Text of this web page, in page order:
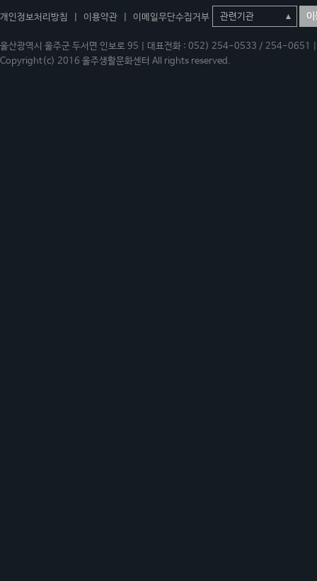
개인정보처리방침 이용약관 이메일무단수집거부 이
울산광역시 울주군 두서면 인보로 95 | 대표전화 : 052) 254-0533 / 254-
Copyright(c) 2016 울주생활문화센터 All rights reserved.